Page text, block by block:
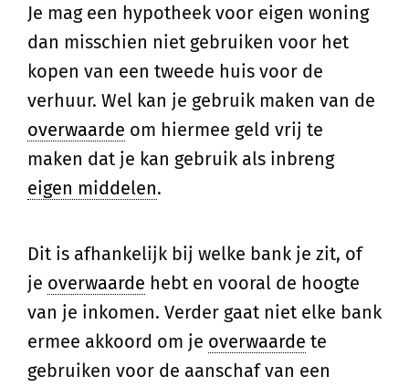
Je mag een hypotheek voor eigen woning
dan misschien niet gebruiken voor het
kopen van een tweede huis voor de
verhuur. Wel kan je gebruik maken van de
overwaarde om hiermee geld vrij te
maken dat je kan gebruik als inbreng
eigen middelen.
Dit is afhankelijk bij welke bank je zit, of
je overwaarde hebt en vooral de hoogte
van je inkomen. Verder gaat niet elke bank
ermee akkoord om je overwaarde te
gebruiken voor de aanschaf van een